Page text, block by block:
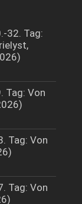
32. Tag:
Tag: Von
Tag: Von
Tag: Von